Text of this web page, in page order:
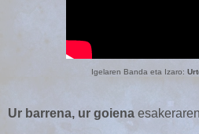
Igelaren Banda eta Izaro:
Ur barrena, ur goiena